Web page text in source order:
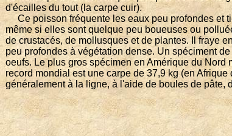
d'écailles du tout (la carpe cuir).
Ce poisson fréquente les eaux peu profondes et
même si elles sont quelque peu boueuses ou
de crustacés, de mollusques et de plantes. Il fraye
peu profondes à végétation dense. Un spéciment
oeufs. Le plus gros spécimen en Amérique du Nord
record mondial est une carpe de 37,9 kg (en
généralement à la ligne, à l'aide de boules de pâte,